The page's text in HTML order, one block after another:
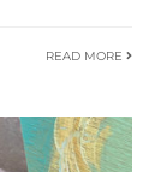
READ MORE